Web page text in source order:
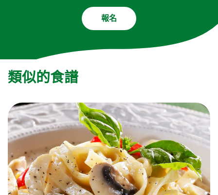
報名
類似的食譜